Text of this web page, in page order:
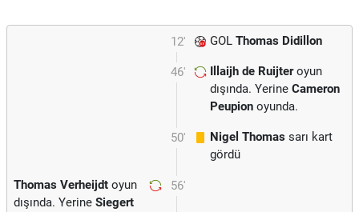
12' GOL Thomas Didillon
46' Illaijh de Ruijteroyun
dışında. Yerine Cameron
Peupion oyunda.
50' Nigel Thomas sarı kart
gördü
56'
Thomas Verheijdt oyun
dışında. Yerine Siegert